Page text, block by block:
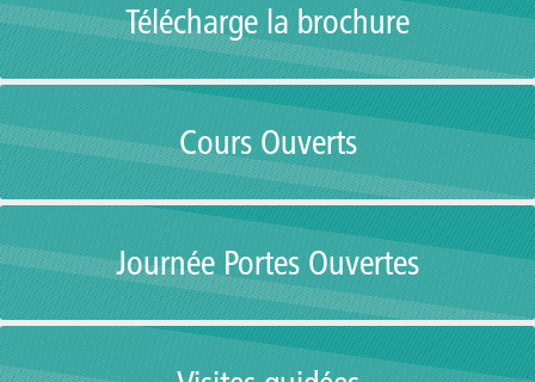
Télécharge la brochure
Cours Ouverts
Journée Portes Ouvertes